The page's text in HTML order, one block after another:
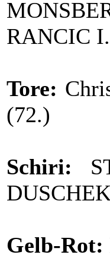
RANCIC I.
Tore:
(72.)
Schiri:
Gelb-Rot: